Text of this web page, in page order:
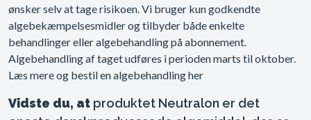
ønsker selv at tage risikoen. Vi bruger kun godkendte
algebekæmpelsesmidler og tilbyder både enkelte
behandlinger eller algebehandling på abonnement.
Algebehandling af taget udføres i perioden marts til oktober.
Læs mere og bestil en algebehandling her
Vidste du, at produktet Neutralon er det